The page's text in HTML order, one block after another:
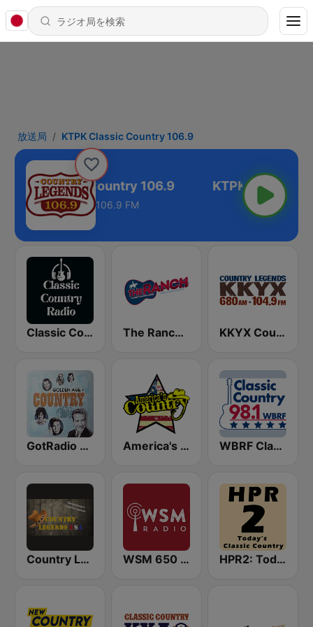
放送局 KTPK Classic Country 106.9
KTPK Classic Country 106.9
106.9 FM
Classic Country Radio The Ranch - Classic Country KKYX Country Legends 680 AM
GotRadio - Classic Country America's Country WBRF Classic Country 98.1 FM
Country Legends USA WSM 650 AM HPR2: Today's Classic Country